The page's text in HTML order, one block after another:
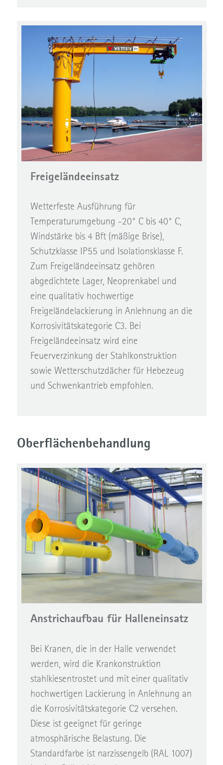
Freigeländeeinsatz
Wetterfeste Ausführung für
Temperaturumgebung -20° C bis 40° C,
Windstärke bis 4 Bft (mäßige Brise),
Schutzklasse IP55 und Isolationsklasse F.
Zum Freigeländeeinsatz gehören
abgedichtete Lager, Neoprenkabel und
eine qualitativ hochwertige
Freigeländelackierung in Anlehnung an die
Korrosivitätskategorie C3. Bei
Freigeländeeinsatz wird eine
Feuerverzinkung der Stahlkonstruktion
sowie Wetterschutzdächer für Hebezeug
und Schwenkantrieb empfohlen.
Oberflächenbehandlung
Anstrichaufbau für Halleneinsatz
Bei Kranen, die in der Halle verwendet
werden, wird die Krankonstruktion
stahlkiesentrostet und mit einer qualitativ
hochwertigen Lackierung in Anlehnung an
die Korrosivitätskategorie C2 versehen.
Diese ist geeignet für geringe
atmosphärische Belastung. Die
Standardfarbe ist narzissengelb (RAL 1007)